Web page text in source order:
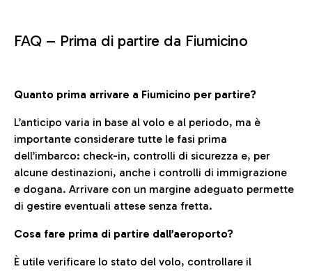
FAQ – Prima di partire da Fiumicino
Quanto prima arrivare a Fiumicino per partire?
L’anticipo varia in base al volo e al periodo, ma è
importante considerare tutte le fasi prima
dell’imbarco: check-in, controlli di sicurezza e, per
alcune destinazioni, anche i controlli di immigrazione
e dogana. Arrivare con un margine adeguato permette
di gestire eventuali attese senza fretta.
Cosa fare prima di partire dall’aeroporto?
È utile verificare lo stato del volo, controllare il